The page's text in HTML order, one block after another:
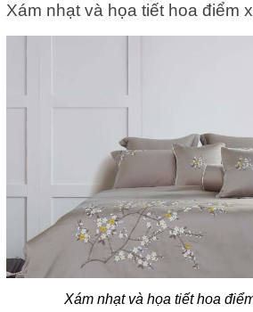
Xám nhạt và họa tiết hoa điểm
Xám nhạt và họa tiết hoa